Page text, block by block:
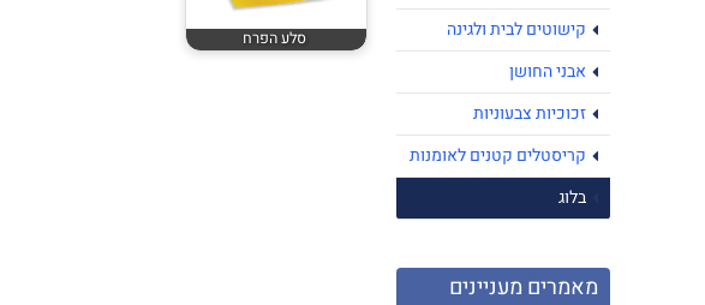
קישוטים לבית ולגינה
אבני החושן
זכוכיות צבעוניות
קריסטלים קטנים לאומנות
בלוג
מאמרים מעניינים
סלע הפרח